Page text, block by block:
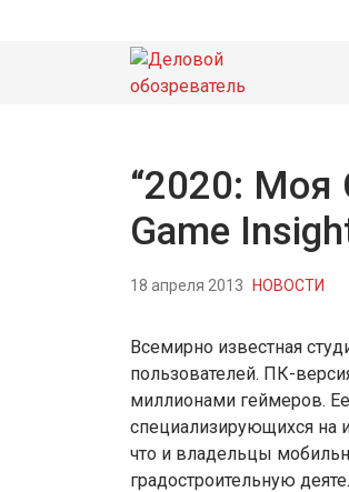
“2020: Моя
Game
18 апреля 2013 НОВОСТИ
Всемирно известная
пользователей. ПК-
миллионами геймеров.
специализирующихся на
что и владельцы
градостроительную